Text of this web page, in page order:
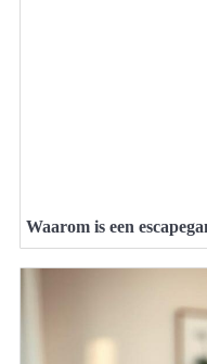
Waarom is een